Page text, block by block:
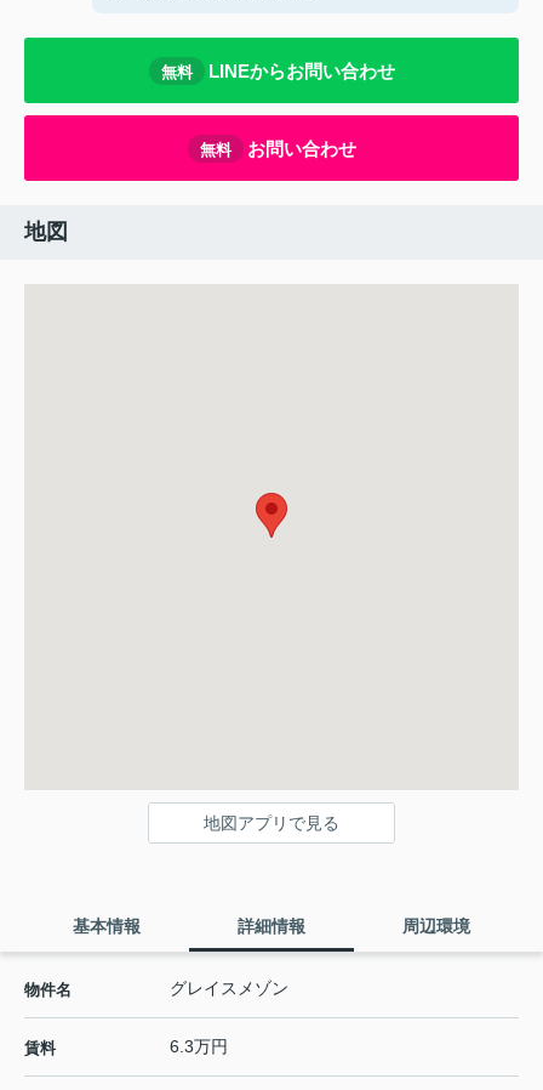
無料 LINEからお問い合わせ
無料 お問い合わせ
地図
地図アプリで見る
基本情報 詳細情報 周辺環境
物件名 グレイスメゾン
賃料 6.3万円